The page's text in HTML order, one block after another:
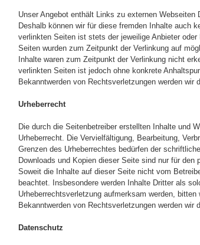
Unser Angebot enthält Links zu externen
Deshalb können wir für diese fremden Inhalte auch
verlinkten Seiten ist stets der jeweilige Anbieter
Seiten wurden zum Zeitpunkt der Verlinkung auf
Inhalte waren zum Zeitpunkt der Verlinkung nicht
verlinkten Seiten ist jedoch ohne konkrete
Bekanntwerden von Rechtsverletzungen werden wir
Urheberrecht
Die durch die Seitenbetreiber erstellten Inhalte und
Urheberrecht. Die Vervielfältigung, Bearbeitung,
Grenzen des Urheberrechtes bedürfen der
Downloads und Kopien dieser Seite sind nur für
Soweit die Inhalte auf dieser Seite nicht vom
beachtet. Insbesondere werden Inhalte Dritter als
Urheberrechtsverletzung aufmerksam werden,
Bekanntwerden von Rechtsverletzungen werden wir
Datenschutz